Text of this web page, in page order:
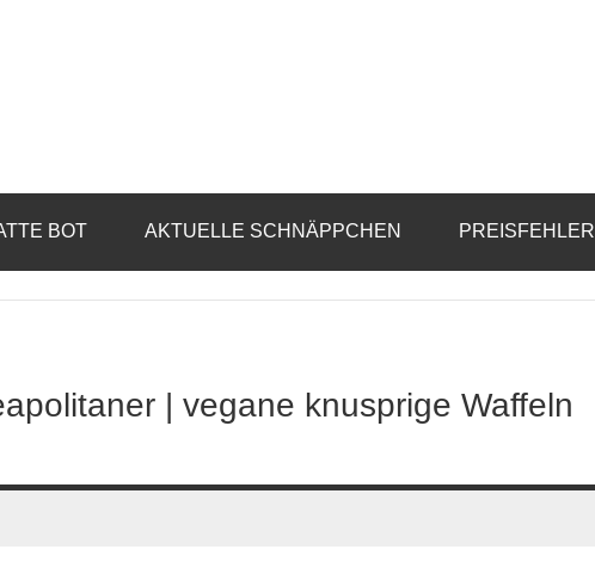
BOT AKTUELLE SCHNÄPPCHEN
| vegane knusprige Waffeln